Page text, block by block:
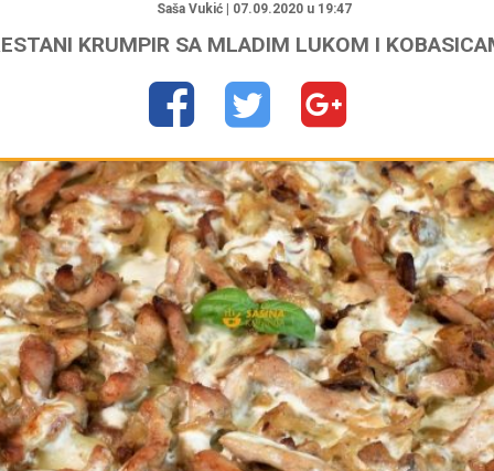
Saša Vukić | 07.09.2020 u 19:47
KRUMPIR SA MLADIM LUKOM I